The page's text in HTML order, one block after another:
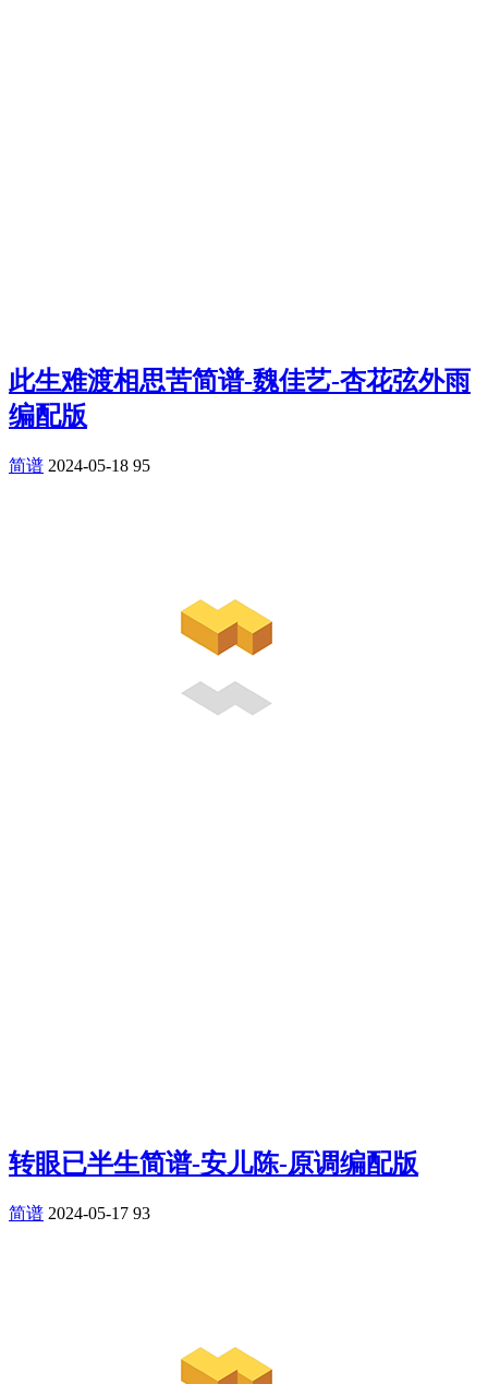
此生难渡相思苦简谱-魏佳艺-杏花弦外雨
编配版
简谱 2024-05-18 95
转眼已半生简谱-安儿陈-原调编配版
简谱 2024-05-17 93